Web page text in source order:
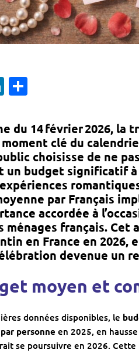
LinkedIn
du 14 février 2026, la
clé du
choisisse de ne
un budget significatif
par Français
accordée à
ménages français.
en France en 2026,
devenue un
moyen et
données disponibles, le
personne en 2025, en
se poursuivre en 2026.